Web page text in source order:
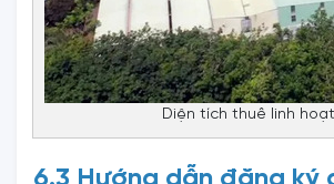
Diện tích thuê linh